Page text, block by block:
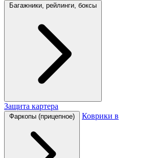
Багажники, рейлинги, боксы
Защита картера
Фаркопы (прицепное) Коврики в